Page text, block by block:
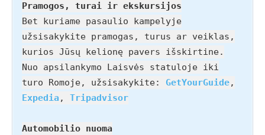
Pramogos, turai ir ekskursijos
Bet kuriame pasaulio kampelyje
užsisakykite pramogas, turus ar veiklas,
kurios Jūsų kelionę pavers išskirtine.
Nuo apsilankymo Laisvės statuloje iki
turo Romoje, užsisakykite: GetYourGuide,
Expedia , Tripadvisor
Automobilio nuoma